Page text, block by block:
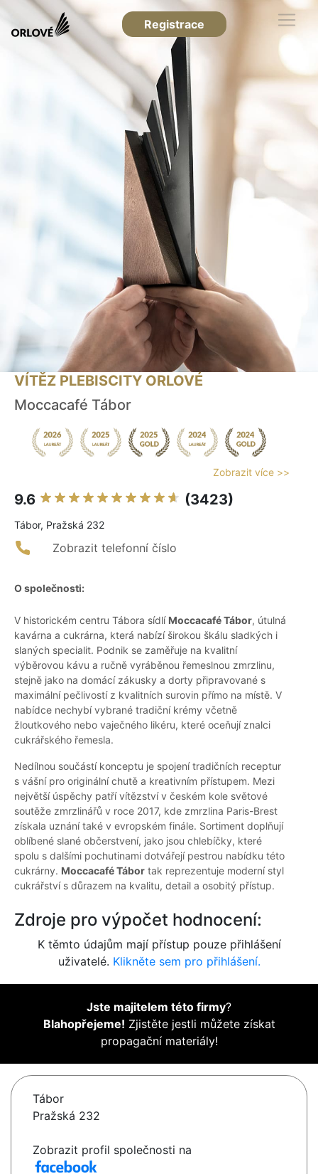
Registrace
VÍTĚZ PLEBISCITY ORLOVÉ
Moccacafé Tábor
Zobrazit více >>
9.6 (3423)
Tábor, Pražská 232
Zobrazit telefonní číslo
O společnosti:
V historickém centru Tábora sídlí Moccacafé Tábor, útulná
kavárna a cukrárna, která nabízí širokou škálu sladkých i
slaných specialit. Podnik se zaměřuje na kvalitní
výběrovou kávu a ručně vyráběnou řemeslnou zmrzlinu,
stejně jako na domácí zákusky a dorty připravované s
maximální pečlivostí z kvalitních surovin přímo na místě. V
nabídce nechybí vybrané tradiční krémy včetně
žloutkového nebo vaječného likéru, které oceňují znalci
cukrářského řemesla.
Nedílnou součástí konceptu je spojení tradičních receptur
s vášní pro originální chutě a kreativním přístupem. Mezi
největší úspěchy patří vítězství v českém kole světové
soutěže zmrzlinářů v roce 2017, kde zmrzlina Paris-Brest
získala uznání také v evropském finále. Sortiment doplňují
oblíbené slané občerstvení, jako jsou chlebíčky, které
spolu s dalšími pochutinami dotvářejí pestrou nabídku této
cukrárny. Moccacafé Tábor tak reprezentuje moderní styl
cukrářství s důrazem na kvalitu, detail a osobitý přístup.
Zdroje pro výpočet hodnocení:
K těmto údajům mají přístup pouze přihlášení
uživatelé. Klikněte sem pro přihlášení.
Jste majitelem této firmy?
Blahopřejeme! Zjistěte jestli můžete získat
propagační materiály!
Tábor
Pražská 232
Zobrazit profil společnosti na